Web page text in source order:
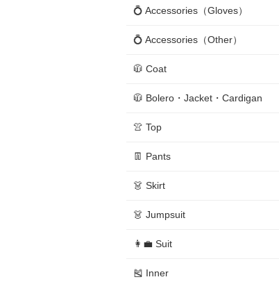
💍 Accessories（Gloves）
💍 Accessories（Other）
🧥 Coat
🧥 Bolero・Jacket・Cardigan
👚 Top
👖 Pants
👗 Skirt
👗 Jumpsuit
👩‍💼 Suit
🎽 Inner